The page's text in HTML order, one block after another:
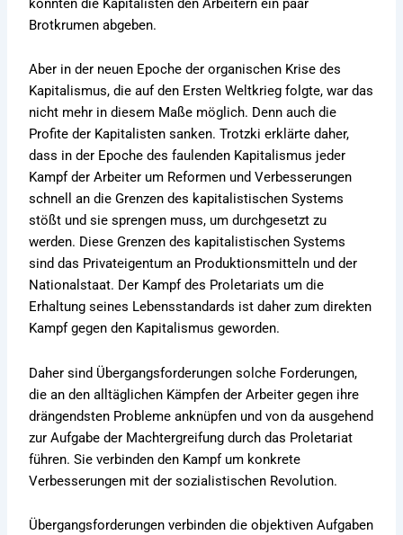
konnten die Kapitalisten den Arbeitern ein paar
Brotkrumen abgeben.
Aber in der neuen Epoche der organischen Krise des
Kapitalismus, die auf den Ersten Weltkrieg folgte, war das
nicht mehr in diesem Maße möglich. Denn auch die
Profite der Kapitalisten sanken. Trotzki erklärte daher,
dass in der Epoche des faulenden Kapitalismus jeder
Kampf der Arbeiter um Reformen und Verbesserungen
schnell an die Grenzen des kapitalistischen Systems
stößt und sie sprengen muss, um durchgesetzt zu
werden. Diese Grenzen des kapitalistischen Systems
sind das Privateigentum an Produktionsmitteln und der
Nationalstaat. Der Kampf des Proletariats um die
Erhaltung seines Lebensstandards ist daher zum direkten
Kampf gegen den Kapitalismus geworden.
Daher sind Übergangsforderungen solche Forderungen,
die an den alltäglichen Kämpfen der Arbeiter gegen ihre
drängendsten Probleme anknüpfen und von da ausgehend
zur Aufgabe der Machtergreifung durch das Proletariat
führen. Sie verbinden den Kampf um konkrete
Verbesserungen mit der sozialistischen Revolution.
Übergangsforderungen verbinden die objektiven Aufgaben